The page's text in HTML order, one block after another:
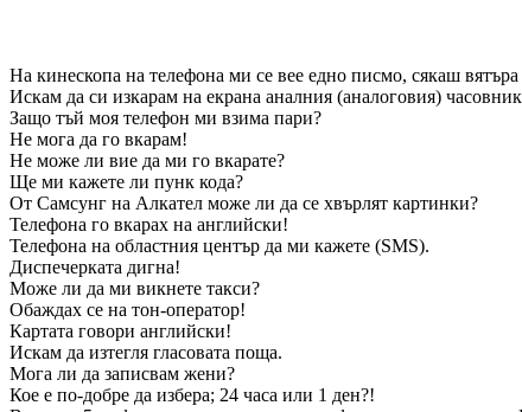
На кинескопа на телефона ми се вее едно писмо, сякаш вятъра
Искам да си изкарам на екрана аналния (аналоговия)
Защо тъй моя телефон ми взима пари?
Не мога да го вкарам!
Не може ли вие да ми го вкарате?
Ще ми кажете ли пунк кода?
От Самсунг на Алкател може ли да се хвърлят картинки?
Телефона го вкарах на английски!
Телефона на областния център да ми кажете (SMS).
Диспечерката дигна!
Може ли да ми викнете такси?
Обаждах се на тон-оператор!
Картата говори английски!
Искам да изтегля гласовата поща.
Мога ли да записвам жени?
Кое е по-добре да избера; 24 часа или 1 ден?!